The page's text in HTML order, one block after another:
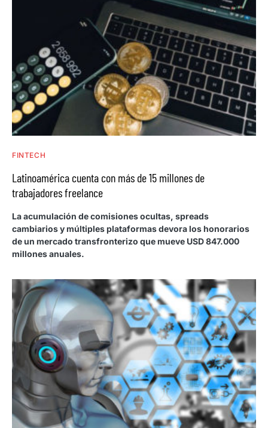
FINTECH
Latinoamérica cuenta con más de 15 millones de
trabajadores freelance
La acumulación de comisiones ocultas, spreads
cambiarios y múltiples plataformas devora los honorarios
de un mercado transfronterizo que mueve USD 847.000
millones anuales.